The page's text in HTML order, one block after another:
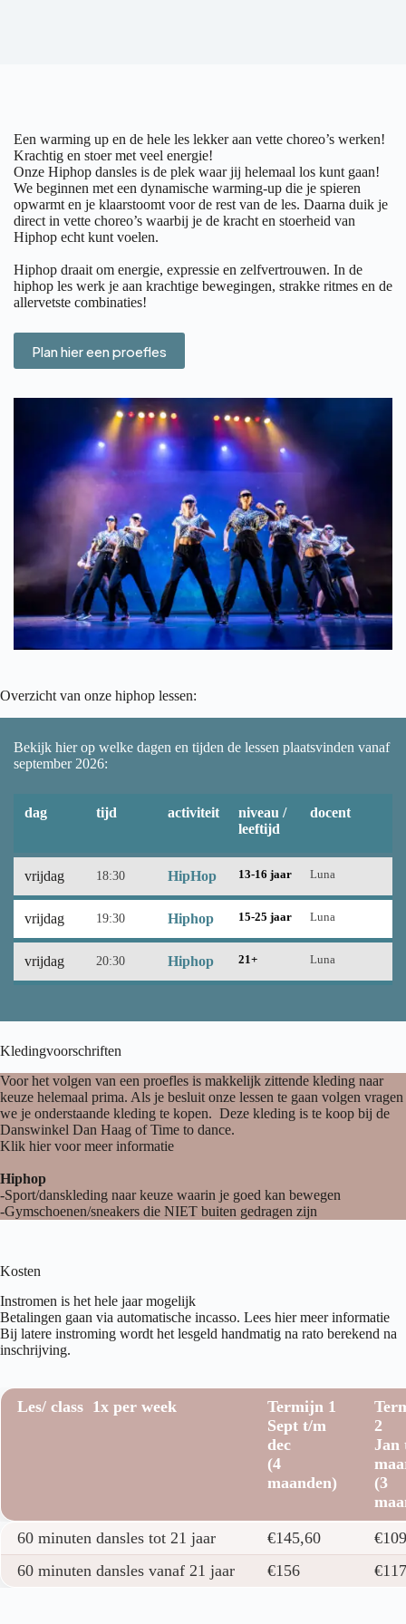
Een warming up en de hele les lekker aan vette choreo’s werken!
Krachtig en stoer met veel energie!
Onze Hiphop dansles is de plek waar jij helemaal los kunt gaan!
We beginnen met een dynamische warming-up die je spieren
opwarmt en je klaarstoomt voor de rest van de les. Daarna duik je
direct in vette choreo’s waarbij je de kracht en stoerheid van
Hiphop echt kunt voelen.
Hiphop draait om energie, expressie en zelfvertrouwen. In de
hiphop les werk je aan krachtige bewegingen, strakke ritmes en de
allervetste combinaties!
Plan hier een proefles
Overzicht van onze hiphop lessen:
Bekijk hier op welke dagen en tijden de lessen plaatsvinden vanaf
september 2026:
dag tijd activiteit
niveau /
leeftijd
docent
vrijdag 18:30 HipHop 13-16 jaar Luna
vrijdag 19:30 Hiphop 15-25 jaar Luna
vrijdag 20:30 Hiphop 21+ Luna
Kledingvoorschriften
Voor het volgen van een proefles is makkelijk zittende kleding naar
keuze helemaal prima. Als je besluit onze lessen te gaan volgen vragen
we je onderstaande kleding te kopen. Deze kleding is te koop bij de
Danswinkel Dan Haag of Time to dance.
Klik hier voor meer informatie
Hiphop
-Sport/danskleding naar keuze waarin je goed kan bewegen
-Gymschoenen/sneakers die NIET buiten gedragen zijn
Kosten
Instromen is het hele jaar mogelijk
Betalingen gaan via automatische incasso. Lees hier meer informatie
Bij latere instroming wordt het lesgeld handmatig na rato berekend na
inschrijving.
Les/ class 1x per week
Termijn 1
Sept t/m
dec
(4
maanden)
2
Jan
(3
Les/ class 1x per week
Termijn 1
Sept t/m
dec
2
Jan
60 minuten dansles tot 21 jaar €145,60
60 minuten dansles vanaf 21 jaar
€156 €117